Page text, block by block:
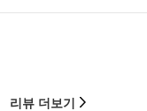
리뷰 더보기